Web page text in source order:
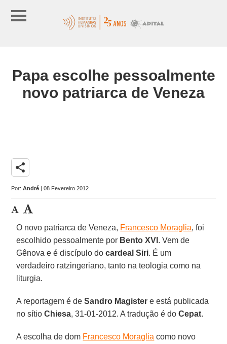
Papa escolhe pessoalmente
novo patriarca de Veneza
share
Por:André | 08 Fevereiro 2012
O novo patriarca de Veneza, Francesco Moraglia, foi
escolhido pessoalmente por Bento XVI . Vem de
Gênova e é discípulo docardeal Siri. É um
verdadeiro ratzingeriano, tanto na teologia como na
liturgia.
A reportagem é deSandro Magister e está publicada
no sítioChiesa, 31-01-2012. A tradução é doCepat.
A escolha de dom Francesco Moraglia como novo